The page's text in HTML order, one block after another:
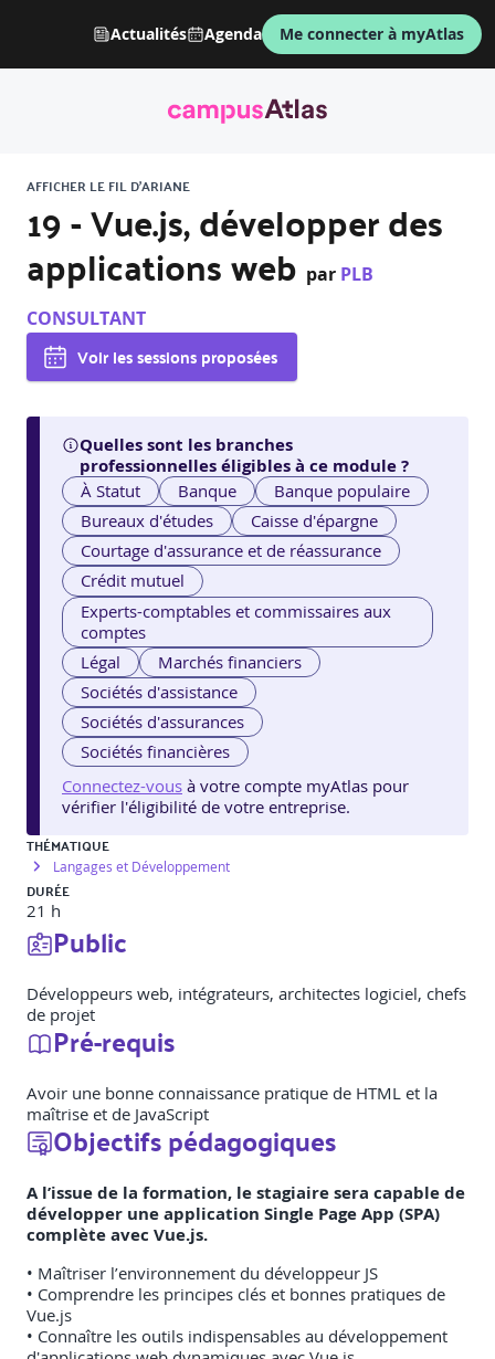
Actualités Agenda Me connecter à myAtlas
AFFICHER LE FIL D'ARIANE
19 - Vue.js, développer des
applications web par PLB
CONSULTANT
Voir les sessions proposées
Quelles sont les branches
professionnelles éligibles à ce module ?
À Statut Banque
Banque populaire
Bureaux d'études
Caisse d'épargne
Courtage d'assurance et de réassurance
Crédit mutuel
Experts-comptables et commissaires aux
comptes
Légal
Marchés financiers
Sociétés d'assistance
Sociétés d'assurances
Sociétés financières
Connectez-vous à votre compte myAtlas pour
vérifier l'éligibilité de votre entreprise.
THÉMATIQUE
Langages et Développement
DURÉE
21 h
Public
Développeurs web, intégrateurs, architectes logiciel, chefs
de projet
Pré-requis
Avoir une bonne connaissance pratique de HTML et la
maîtrise et de JavaScript
Objectifs pédagogiques
A l’issue de la formation, le stagiaire sera capable de
développer une application Single Page App (SPA)
complète avec Vue.js.
• Maîtriser l’environnement du développeur JS
• Comprendre les principes clés et bonnes pratiques de
Vue.js
• Connaître les outils indispensables au développement